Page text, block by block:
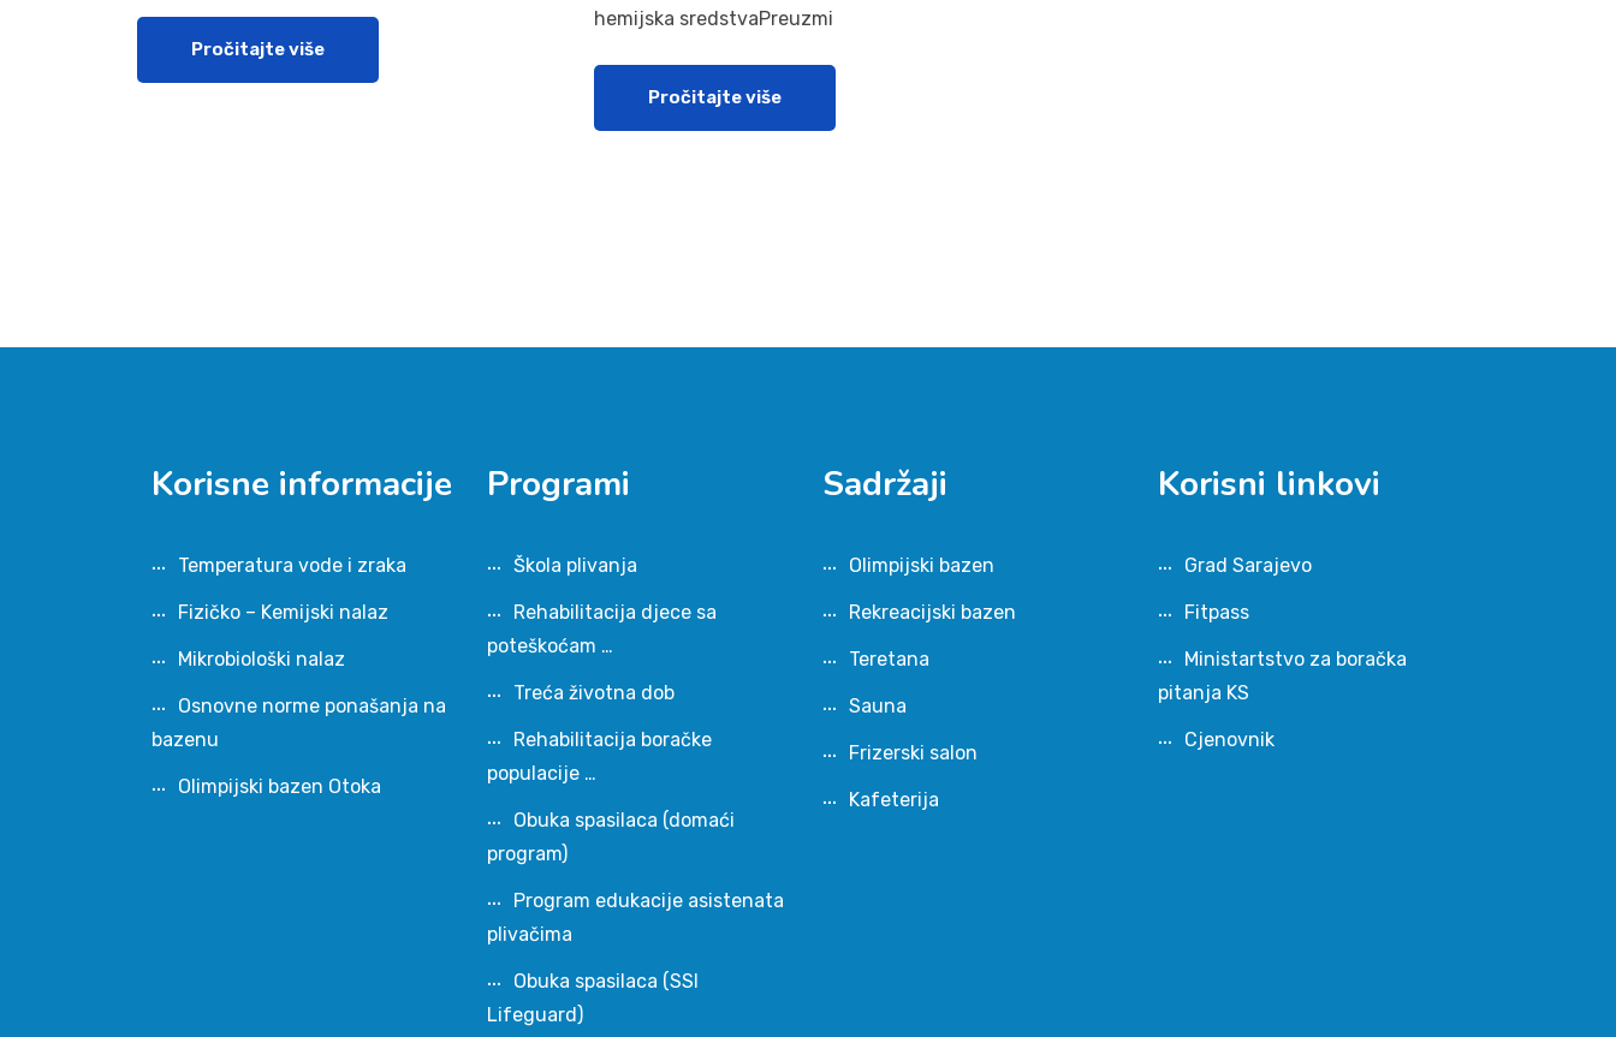
Pročitajte više
hemijska sredstvaPreuzmi
Pročitajte više
Korisne informacije
Temperatura vode i zraka
Fizičko – Kemijski nalaz
Mikrobiološki nalaz
Osnovne norme ponašanja na
bazenu
Olimpijski bazen Otoka
Programi
Škola plivanja
Rehabilitacija djece sa
poteškoćam …
Treća životna dob
Rehabilitacija boračke
populacije …
Obuka spasilaca (domaći
program)
Program edukacije asistenata
plivačima
Obuka spasilaca (SSI
Lifeguard)
Sadržaji
Olimpijski bazen
Rekreacijski bazen
Teretana
Sauna
Frizerski salon
Kafeterija
Korisni linkovi
Grad Sarajevo
Fitpass
Ministartstvo za boračka
pitanja KS
Cjenovnik